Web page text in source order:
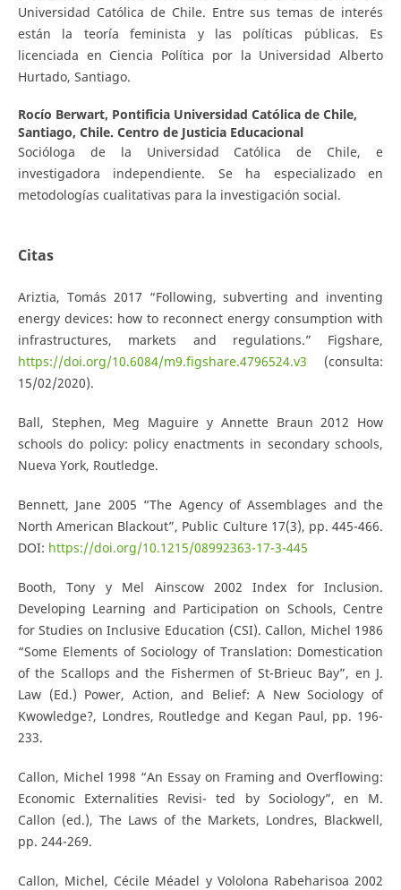
Universidad Católica de Chile. Entre sus temas de interés
están la teoría feminista y las políticas públicas. Es
licenciada en Ciencia Política por la Universidad Alberto
Hurtado, Santiago.
Rocío Berwart, Pontificia Universidad Católica de Chile,
Santiago, Chile. Centro de Justicia Educacional
Socióloga de la Universidad Católica de Chile, e
investigadora independiente. Se ha especializado en
metodologías cualitativas para la investigación social.
Citas
Ariztia, Tomás 2017 “Following, subverting and inventing
energy devices: how to reconnect energy consumption with
infrastructures, markets and regulations.” Figshare,
https://doi.org/10.6084/m9.figshare.4796524.v3 (consulta:
15/02/2020).
Ball, Stephen, Meg Maguire y Annette Braun 2012 How
schools do policy: policy enactments in secondary schools,
Nueva York, Routledge.
Bennett, Jane 2005 “The Agency of Assemblages and the
North American Blackout”, Public Culture 17(3), pp. 445-466.
DOI: https://doi.org/10.1215/08992363-17-3-445
Booth, Tony y Mel Ainscow 2002 Index for Inclusion.
Developing Learning and Participation on Schools, Centre
for Studies on Inclusive Education (CSI). Callon, Michel 1986
“Some Elements of Sociology of Translation: Domestication
of the Scallops and the Fishermen of St-Brieuc Bay”, en J.
Law (Ed.) Power, Action, and Belief: A New Sociology of
Kwowledge?, Londres, Routledge and Kegan Paul, pp. 196-
233.
Callon, Michel 1998 “An Essay on Framing and Overflowing:
Economic Externalities Revisi- ted by Sociology”, en M.
Callon (ed.), The Laws of the Markets, Londres, Blackwell,
pp. 244-269.
Callon, Michel, Cécile Méadel y Vololona Rabeharisoa 2002